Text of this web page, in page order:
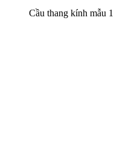
Cầu thang kính mẫu